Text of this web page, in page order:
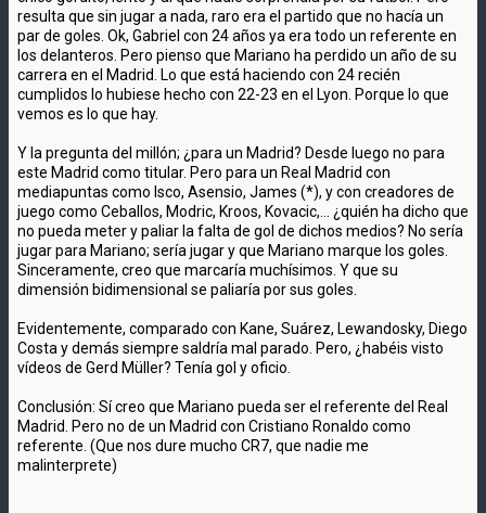
resulta que sin jugar a nada, raro era el partido que no hacía un
par de goles. Ok, Gabriel con 24 años ya era todo un referente en
los delanteros. Pero pienso que Mariano ha perdido un año de su
carrera en el Madrid. Lo que está haciendo con 24 recién
cumplidos lo hubiese hecho con 22-23 en el Lyon. Porque lo que
vemos es lo que hay.
Y la pregunta del millón; ¿para un Madrid? Desde luego no para
este Madrid como titular. Pero para un Real Madrid con
mediapuntas como Isco, Asensio, James (*), y con creadores de
juego como Ceballos, Modric, Kroos, Kovacic,... ¿quién ha dicho que
no pueda meter y paliar la falta de gol de dichos medios? No sería
jugar para Mariano; sería jugar y que Mariano marque los goles.
Sinceramente, creo que marcaría muchísimos. Y que su
dimensión bidimensional se paliaría por sus goles.
Evidentemente, comparado con Kane, Suárez, Lewandosky, Diego
Costa y demás siempre saldría mal parado. Pero, ¿habéis visto
vídeos de Gerd Müller? Tenía gol y oficio.
Conclusión: Sí creo que Mariano pueda ser el referente del Real
Madrid. Pero no de un Madrid con Cristiano Ronaldo como
referente. (Que nos dure mucho CR7, que nadie me
malinterprete)